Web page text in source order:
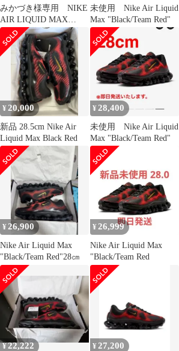
みかづき様専用 NIKE
AIR LIQUID MAX
Black/28cm
未使用 Nike Air Liquid
Max "Black/Team Red"
¥20,000
新品 28.5cm Nike Air
Liquid Max Black Red
¥28,400
未使用 Nike Air Liquid
Max "Black/Team Red"
¥26,900
Nike Air Liquid Max
"Black/Team Red"28㎝
¥ 26,999
Nike Air Liquid Max
"Black/Team Red
¥22,222 ¥ 27,200